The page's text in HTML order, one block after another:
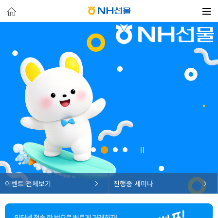
이벤트 전체보기 진행중 세미나